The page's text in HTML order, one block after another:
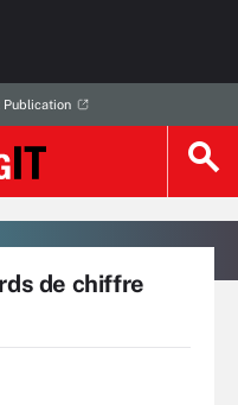
Publication
de chiffre